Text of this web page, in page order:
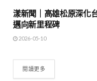
地方時事
漾新聞｜高雄松原深
邁向新里程碑
2026-05-10
閱讀更多